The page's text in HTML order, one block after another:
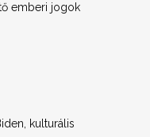
emberi jogok
kulturális